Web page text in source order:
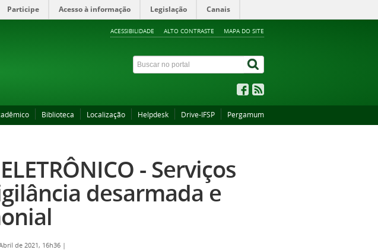
Participe Acesso à informação Legislação Canais
ACESSIBILIDADE ALTO CONTRASTE MAPA DO SITE
Biblioteca Localização Helpdesk Drive-IFSP Pergamum
- Serviços
desarmada e
de 2021, 16h36 |